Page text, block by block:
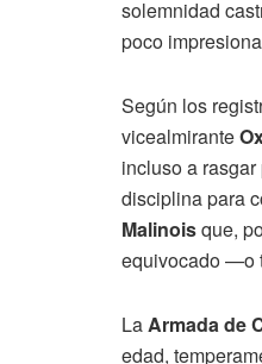
solemnidad
poco
Según los
vicealmirante
incluso a
disciplina para
Malinoisque,
equivocado —o
LaArmada de
edad,